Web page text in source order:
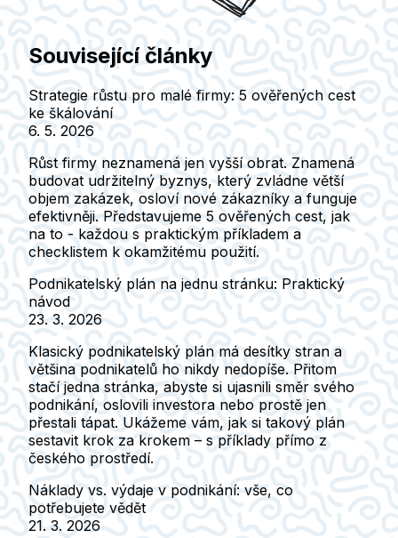
Související články
Strategie růstu pro malé firmy: 5 ověřených cest
ke škálování
6. 5. 2026
Růst firmy neznamená jen vyšší obrat. Znamená
budovat udržitelný byznys, který zvládne větší
objem zakázek, osloví nové zákazníky a funguje
efektivněji. Představujeme 5 ověřených cest, jak
na to - každou s praktickým příkladem a
checklistem k okamžitému použití.
Podnikatelský plán na jednu stránku: Praktický
návod
23. 3. 2026
Klasický podnikatelský plán má desítky stran a
většina podnikatelů ho nikdy nedopíše. Přitom
stačí jedna stránka, abyste si ujasnili směr svého
podnikání, oslovili investora nebo prostě jen
přestali tápat. Ukážeme vám, jak si takový plán
sestavit krok za krokem – s příklady přímo z
českého prostředí.
Náklady vs. výdaje v podnikání: vše, co
potřebujete vědět
21. 3. 2026